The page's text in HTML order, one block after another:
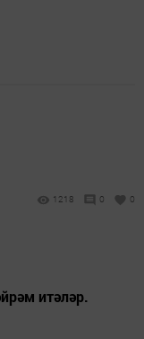
1218 0 0
итәләр.